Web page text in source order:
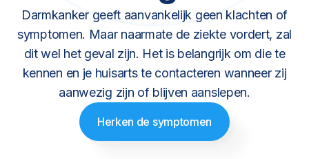
Darmkanker geeft aanvankelijk geen klachten of
symptomen. Maar naarmate de ziekte vordert, zal
dit wel het geval zijn. Het is belangrijk om die te
kennen en je huisarts te contacteren wanneer zij
aanwezig zijn of blijven aanslepen.
Herken de symptomen